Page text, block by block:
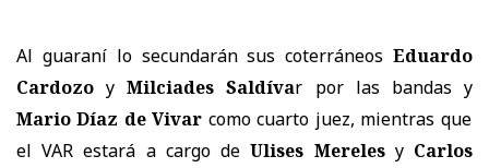
Al guaraní lo secundarán sus coterráneos Eduardo
Cardozo yMilciades Saldívar por las bandas y
Mario Díaz de Vivar como cuarto juez, mientras que
el VAR estará a cargo deUlises MerelesyCarlos